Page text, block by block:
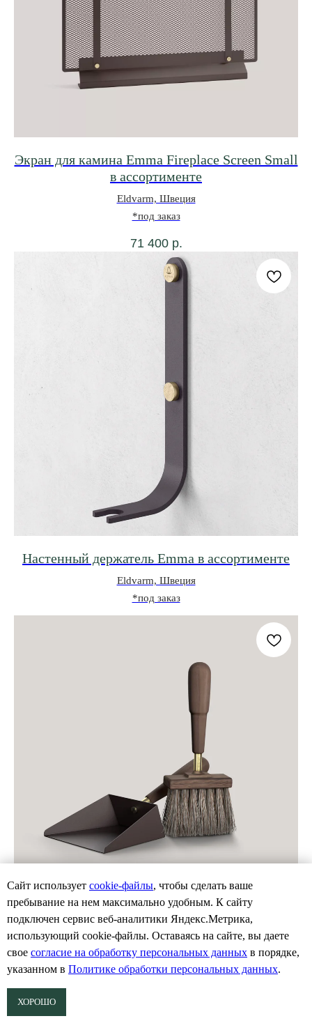
Экран для камина Emma Fireplace Screen Small
в ассортименте
Eldvarm, Швеция
*под заказ
71 400 р.
Настенный держатель Emma в ассортименте
Eldvarm, Швеция
*под заказ
Совок и щетка Emma для камина в
ассортименте
Eldvarm, Швеция
*под заказ
+7 962 346-5866
Сайт использует cookie-файлы, чтобы сделать ваше
пребывание на нем максимально удобным. К cайту
подключен сервис веб-аналитики Яндекс.Метрика,
использующий cookie-файлы. Оставаясь на сайте, вы даете
свое согласие на обработку персональных данных в порядке,
указанном в Политике обработки персональных данных.
ХОРОШО